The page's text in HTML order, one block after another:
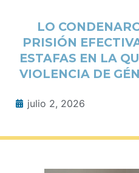
LO
PRISIÓN
ESTAFAS EN LA
VIOLENCIA DE
julio 2, 2026